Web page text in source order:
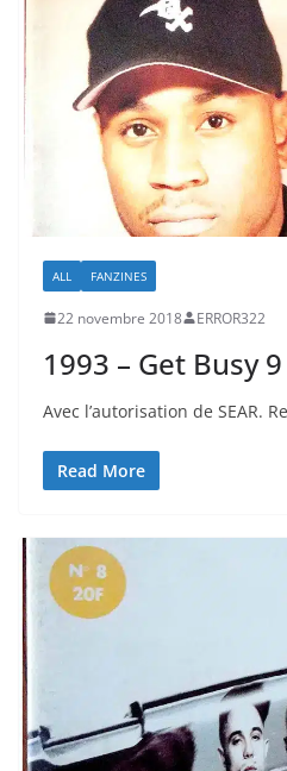
ALL FANZINES
22 novembre 2018 ERROR322
1993 – Get Busy 9
Avec l’autorisation de SEAR.
Read More